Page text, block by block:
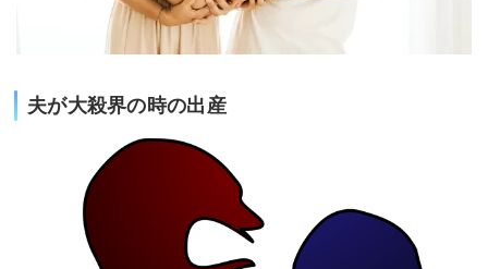
夫が大殺界の時の出産